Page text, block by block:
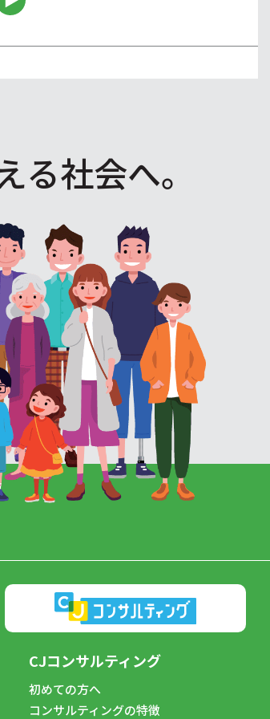
る社会へ。
CJコンサルティング
初めての方へ
コンサルティングの特徴